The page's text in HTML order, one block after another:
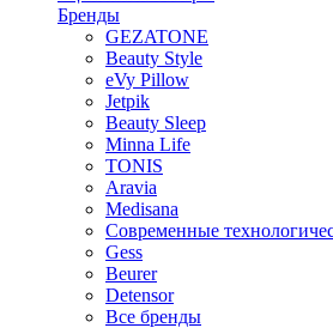
Бренды
GEZATONE
Beauty Style
eVy Pillow
Jetpik
Beauty Sleep
Minna Life
TONIS
Aravia
Medisana
Современные
Gess
Beurer
Detensor
Все бренды